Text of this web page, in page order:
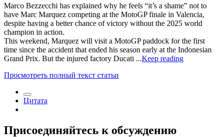
Marco Bezzecchi has explained why he feels “it’s a shame” not to
have Marc Marquez competing at the MotoGP finale in Valencia,
despite having a better chance of victory without the 2025 world
champion in action.
This weekend, Marquez will visit a MotoGP paddock for the first
time since the accident that ended his season early at the Indonesian
Grand Prix. But the injured factory Ducati ...Keep reading
Просмотреть полный текст статьи
Цитата
Присоединяйтесь к обсуждению